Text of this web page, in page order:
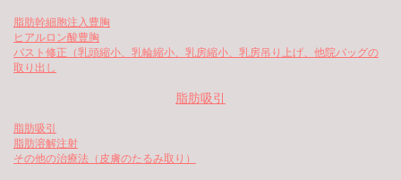
脂肪幹細胞注入豊胸
ヒアルロン酸豊胸
バスト修正（乳頭縮小、乳輪縮小、乳房縮小、乳房吊り上げ、他院バッグの
取り出し
脂肪吸引
脂肪吸引
脂肪溶解注射
その他の治療法（皮膚のたるみ取り）